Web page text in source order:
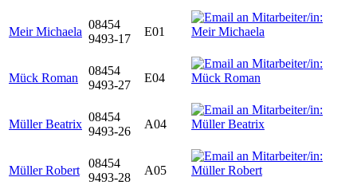
Meir Michaela
08454
9493-17
E01
Mück Roman
08454
9493-27
E04
Müller Beatrix
08454
9493-26
A04
Müller Robert
08454
9493-28
A05